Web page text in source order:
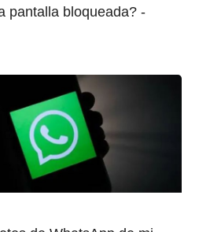
pantalla bloqueada? -